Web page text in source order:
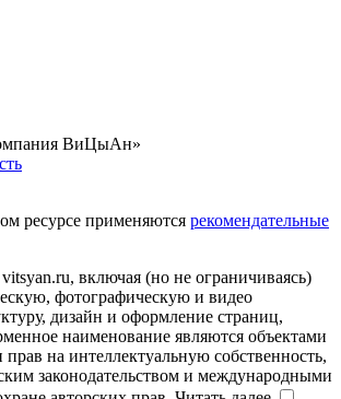
ВиЦыАн»
ресурсе применяются рекомендательные
включая (но не ограничиваясь)
фотографическую и видео
дизайн и оформление страниц,
наименование являются объектами
прав на интеллектуальную собственность,
законодательством и международными